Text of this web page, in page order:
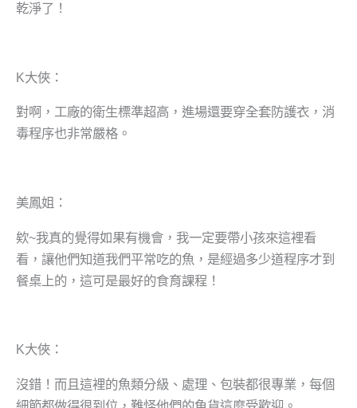
乾淨了！
K大俠：
對啊，工廠的衛生標準超高，進場還要穿全套防護衣，消
毒程序也非常嚴格。
美鳳姐：
欸~我真的覺得如果有機會，我一定要帶小孩來這裡看
看，讓他們知道我們平常吃的魚，是經過多少道程序才到
餐桌上的，這可是最好的食育課程！
K大俠：
沒錯！而且這裡的魚類分級、處理、包裝都很專業，每個